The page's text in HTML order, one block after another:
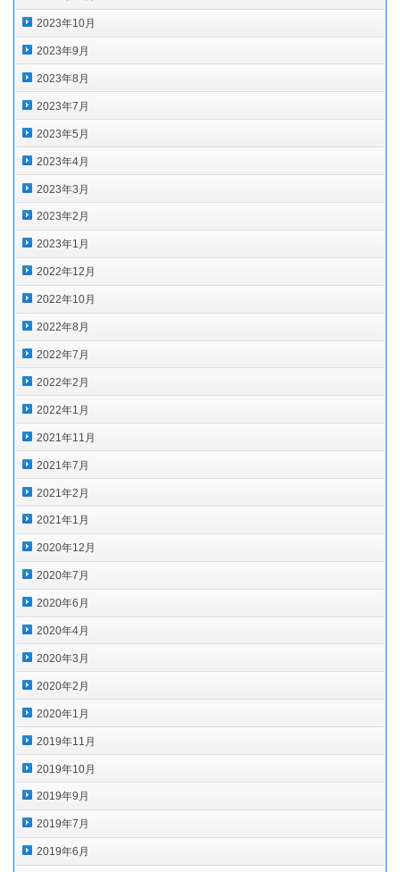
2023年10月
2023年9月
2023年8月
2023年7月
2023年5月
2023年4月
2023年3月
2023年2月
2023年1月
2022年12月
2022年10月
2022年8月
2022年7月
2022年2月
2022年1月
2021年11月
2021年7月
2021年2月
2021年1月
2020年12月
2020年7月
2020年6月
2020年4月
2020年3月
2020年2月
2020年1月
2019年11月
2019年10月
2019年9月
2019年7月
2019年6月